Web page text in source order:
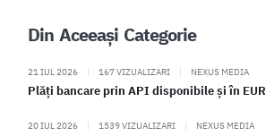
Din Aceeași Categorie
21 IUL 2026 | 167 VIZUALIZARI | NEXUS MEDIA
Plăți bancare prin API disponibile și în EUR
20 IUL 2026 | 1539 VIZUALIZARI | NEXUS MEDIA